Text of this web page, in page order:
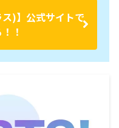
ス)】公式サイトで
！